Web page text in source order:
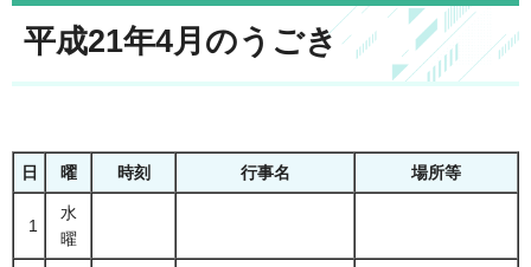
平成21年4月のうごき
日 曜 時刻 行事名 場所等
1
水
曜